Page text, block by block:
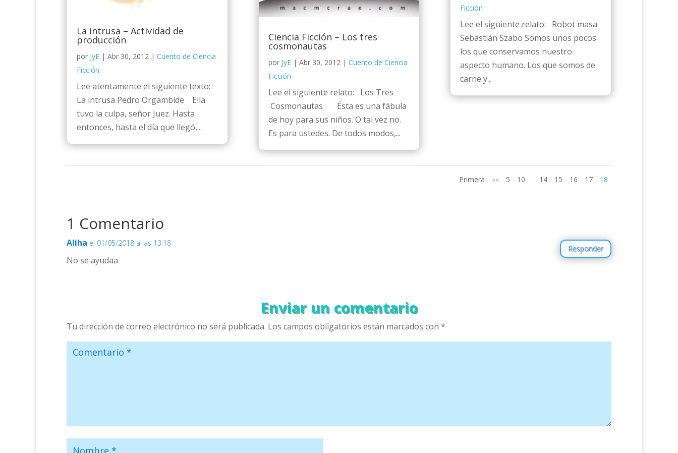
La intrusa – Actividad de
producción
por JyE | Abr 30, 2012 | Cuento de Ciencia
Ficción
Lee atentamente el siguiente texto:
La intrusa Pedro Orgambide Ella
tuvo la culpa, señor Juez. Hasta
entonces, hasta el día que llegó,...
Ciencia Ficción – Los tres
cosmonautas
por JyE| Abr 30, 2012 | Cuento de Ciencia
Ficción
Lee el siguiente relato: Los Tres
Cosmonautas Ésta es una fábula
de hoy para sus niños. O tal vez no.
Es para ustedes. De todos modos,...
Ficción
Lee el siguiente relato: Robot masa
Sebastián Szabo Somos unos pocos
los que conservamos nuestro
aspecto humano. Los que somos de
carne y...
Primera «« 5 10 14 15 16 17 18
1 Comentario
Aliha el 01/05/2018 a las 13:18
No se ayudaa
Responder
Enviar un comentario
Tu dirección de correo electrónico no será publicada. Los campos obligatorios están marcados con *